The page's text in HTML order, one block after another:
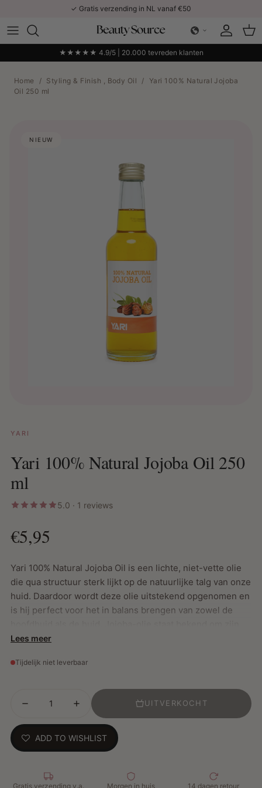
✓ Gratis verzending in NL vanaf €50
Account
★★★★★ 4.9/5 | 20.000 tevreden klanten
Home / Styling & Finish , Body Oil /
Yari 100% Natural Jojoba
Oil 250 ml
NIEUW
YARI
Yari 100% Natural Jojoba Oil 250
ml
5.0 · 1 reviews
€5,95
Yari 100% Natural Jojoba Oil is een lichte, niet-vette olie
die qua structuur sterk lijkt op de natuurlijke talg van onze
huid. Daardoor wordt deze olie uitstekend opgenomen en
is hij perfect voor het in balans brengen van zowel de
hydraterende, kalmerende en beschermende werking en
jojoba-olie om vocht in te sluiten, pluis te verminderen en
werkt uitstekend als scalp treatment tegen droogheid,
roos of jeuk, en laat ook een vettige huid zacht en
gekalmeerd achter.
Belangrijkste kenmerken:
100% natuurlijke, koudgeperste jojoba-olie
Lees meer
Tijdelijk niet leverbaar
UITVERKOCHT
ADD TO WISHLIST
Gratis verzending v.a.
Morgen in huis 14 dagen retour